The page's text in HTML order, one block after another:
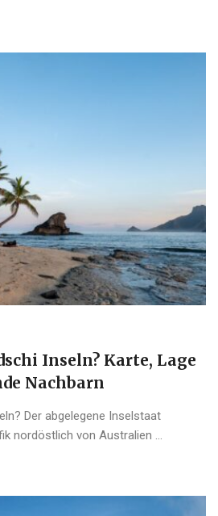
Inseln? Karte, Lage
Nachbarn
Der abgelegene Inselstaat
nordöstlich von Australien ...